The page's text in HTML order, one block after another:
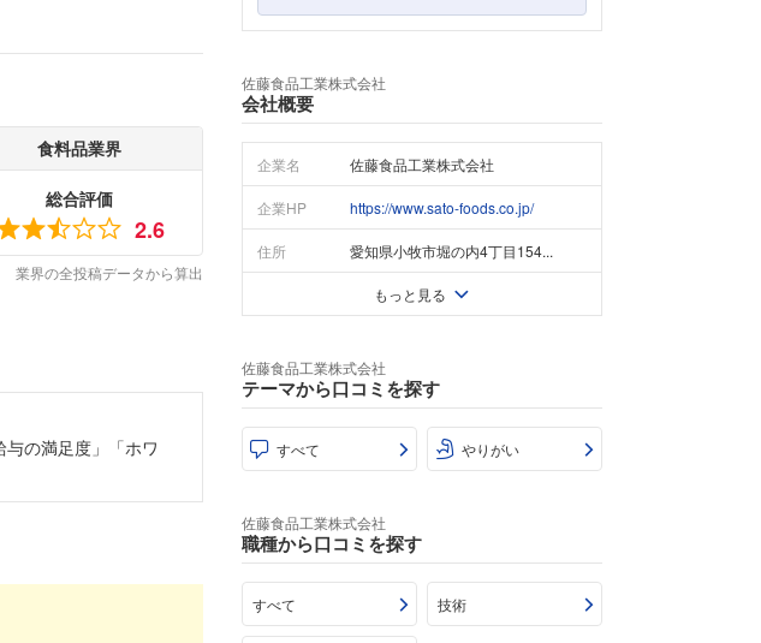
食料品業界
総合評価
2.6
業界の全投稿データから算出
の満足度」「ホワ
佐藤食品工業株式会社
会社概要
企業名 佐藤食品工業株式会社
企業HP https://www.sato-foods.co.jp/
住所 愛知県小牧市堀の内4丁目154...
もっと見る
佐藤食品工業株式会社
テーマから口コミを探す
すべて やりがい
佐藤食品工業株式会社
職種から口コミを探す
すべて 技術